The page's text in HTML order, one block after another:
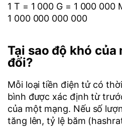
1 T = 1 000 G = 1 000 000
1 000 000 000 000
Tại sao độ khó của
đổi?
Mỗi loại tiền điện tử có
bình được xác định từ
của một mạng. Nếu số
tăng lên, tỷ lệ băm